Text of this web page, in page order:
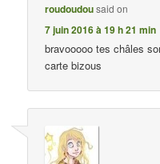
roudoudousaid on
7 juin 2016 à 19 h 21 min
bravooooo tes châles
carte bizous